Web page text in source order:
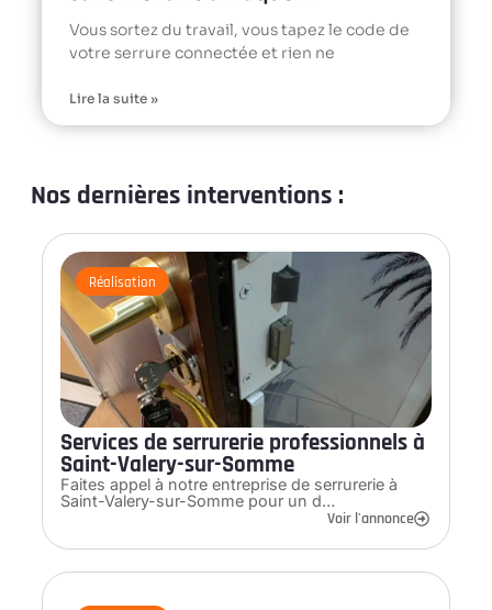
Vous sortez du travail, vous tapez le code de
votre serrure connectée et rien ne
Lire la suite »
Nos dernières interventions :
Réalisation
Services de serrurerie professionnels à
Saint-Valery-sur-Somme
Faites appel à notre entreprise de serrurerie à
Saint-Valery-sur-Somme pour un d…
Voir l'annonce